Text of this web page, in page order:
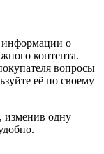
информации о
контента.
вопросы
её по своему
изменив одну